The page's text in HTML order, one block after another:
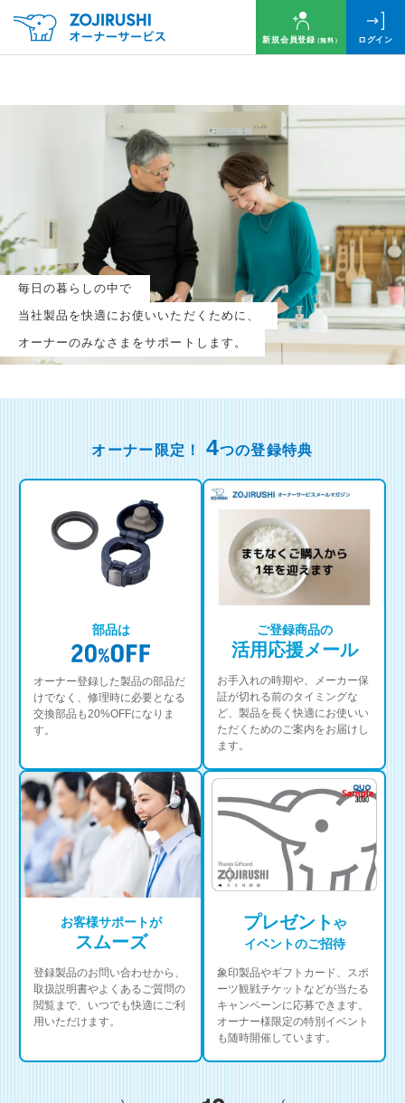
新規会員登録（無料） ログイン
毎日の暮らしの中で
当社製品を快適にお使いいただくために、
オーナーのみなさまをサポートします。
毎月抽選で 名様に
円分のQUOカードプレゼント！
新規会員登録（無料）
ログイン
※新規会員登録または追加製品登録をいただいた方が対象です
※オーナーサービスは日本国内にお住まいの個人の方向けサービスとなります
オーナー限定！ 4つの登録特典
部品は
オーナー登録した製品の部品だ
けでなく、修理時に必要となる
交換部品も20%OFFになりま
す。
ご登録商品の
活用応援メール
お手入れの時期や、メーカー保
証が切れる前のタイミングな
ど、製品を長く快適にお使いい
ただくためのご案内をお届けし
ます。
お客様サポートが
スムーズ
登録製品のお問い合わせから、
取扱説明書やよくあるご質問の
閲覧まで、いつでも快適にご利
用いただけます。
プレゼントや
イベントのご招待
象印製品やギフトカード、スポ
ーツ観戦チケットなどが当たる
キャンペーンに応募できます。
オーナー様限定の特別イベント
も随時開催しています。